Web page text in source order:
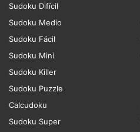
Sudoku Difícil
Sudoku Medio
Sudoku Fácil
Sudoku Mini
Sudoku Killer
Sudoku Puzzle
Calcudoku
Sudoku Super